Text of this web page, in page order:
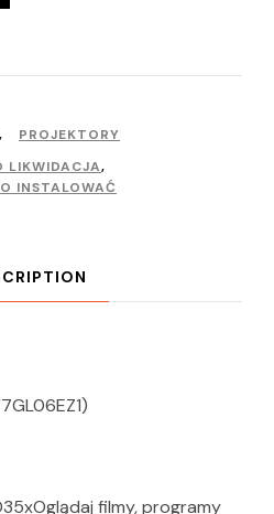
,
PROJEKTORY
LIKWIDACJA,
INSTALOWAĆ
filmy, programy